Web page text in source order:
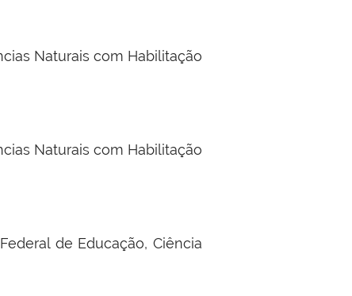
Naturais com Habilitação
Naturais com Habilitação
de Educação, Ciência